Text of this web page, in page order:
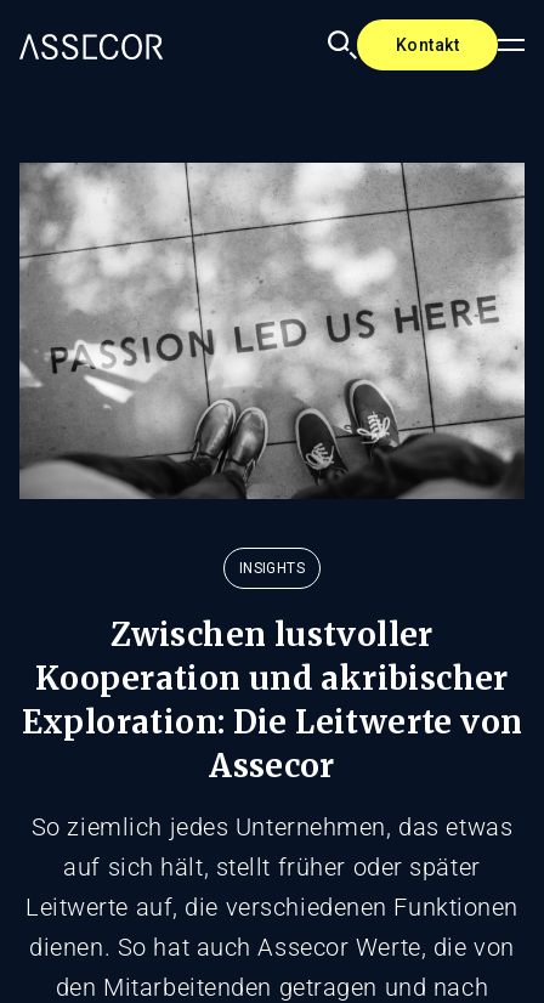
Kontakt
INSIGHTS
Zwischen lustvoller
Kooperation und akribischer
Exploration: Die Leitwerte von
Assecor
So ziemlich jedes Unternehmen, das etwas
auf sich hält, stellt früher oder später
Leitwerte auf, die verschiedenen Funktionen
dienen. So hat auch Assecor Werte, die von
den Mitarbeitenden getragen und nach